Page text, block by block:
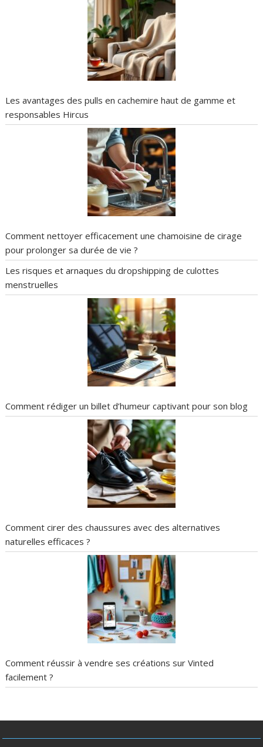
Les avantages des pulls en cachemire haut de gamme et
responsables Hircus
Comment nettoyer efficacement une chamoisine de cirage
pour prolonger sa durée de vie ?
Les risques et arnaques du dropshipping de culottes
menstruelles
Comment rédiger un billet d’humeur captivant pour son blog
Comment cirer des chaussures avec des alternatives
naturelles efficaces ?
Comment réussir à vendre ses créations sur Vinted
facilement ?